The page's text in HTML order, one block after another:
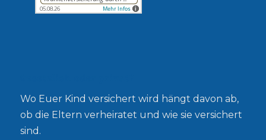
Wo Euer Kind versichert wird hängt davon ab,
ob die Eltern verheiratet und wie sie versichert
sind.